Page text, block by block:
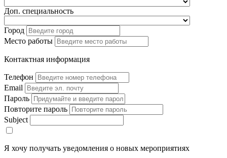
Доп. специальность
Город
Место работы
Контактная информация
Телефон
Email
Пароль
Повторите пароль
Subject
Я хочу получать уведомления о новых мероприятиях